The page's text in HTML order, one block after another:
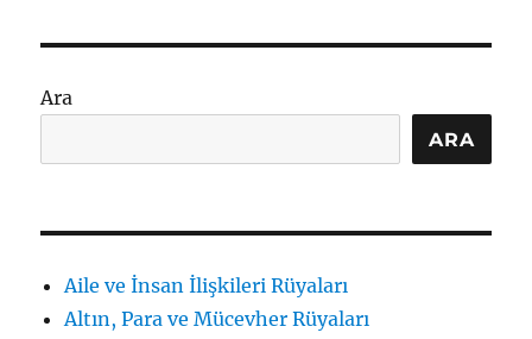
Gelir:
Tabirleri
Ara
ARA
Aile ve İnsan İlişkileri Rüyaları
Altın, Para ve Mücevher Rüyaları